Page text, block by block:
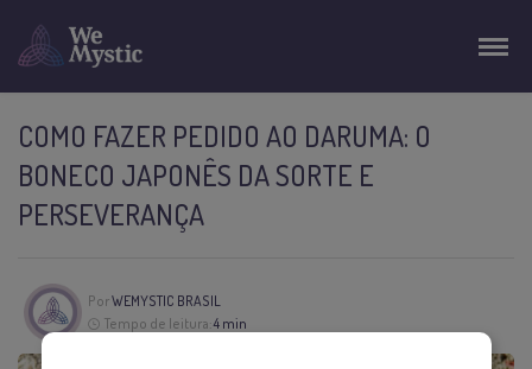
COMO FAZER PEDIDO AO DARUMA: O
BONECO JAPONÊS DA SORTE E
PERSEVERANÇA
PorWEMYSTIC BRASIL
Tempo de leitura:4 min